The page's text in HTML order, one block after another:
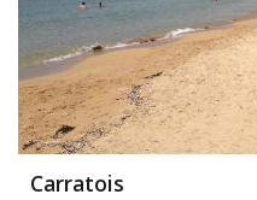
Carratois